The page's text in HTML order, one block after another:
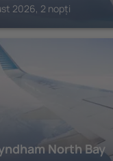
2026, 2 nopți
North Bay